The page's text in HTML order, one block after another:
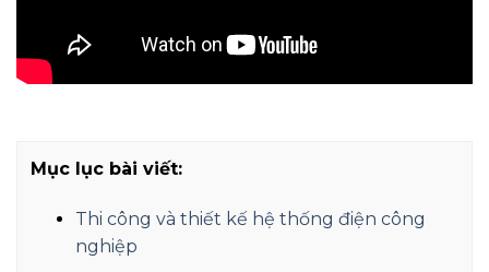
Mục lục bài viết:
Thi công và thiết kế hệ thống điện công
nghiệp